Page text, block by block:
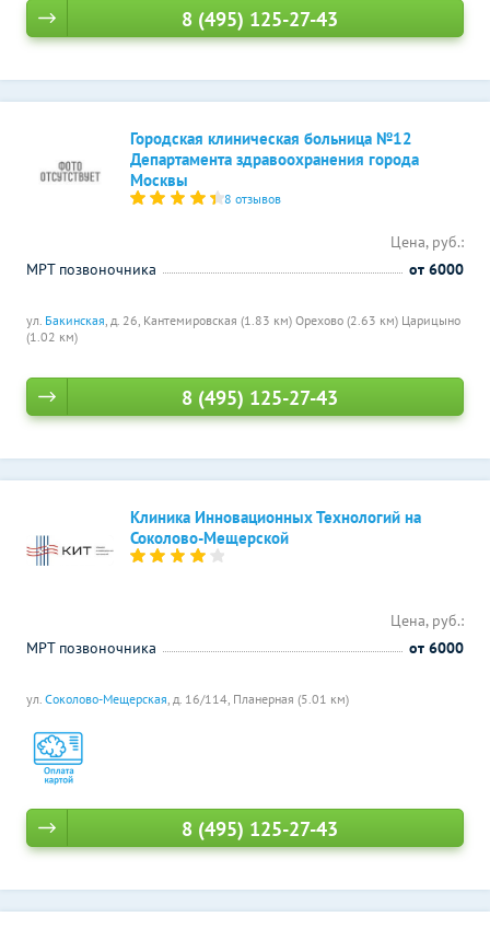
8 (495) 125-27-43
Городская клиническая больница №12
Департамента здравоохранения города
Москвы
8 отзывов
ул. Бакинская, д. 26, Кантемировская (1.83 км) Орехово (2.63 км) Царицыно
(1.02 км)
Цена, руб.:
МРТ позвоночника
от 6000
8 (495) 125-27-43
Клиника Инновационных Технологий на
Соколово-Мещерской
ул. Соколово-Мещерская, д. 16/114, Планерная (5.01 км)
Цена, руб.:
МРТ позвоночника
от 6000
8 (495) 125-27-43